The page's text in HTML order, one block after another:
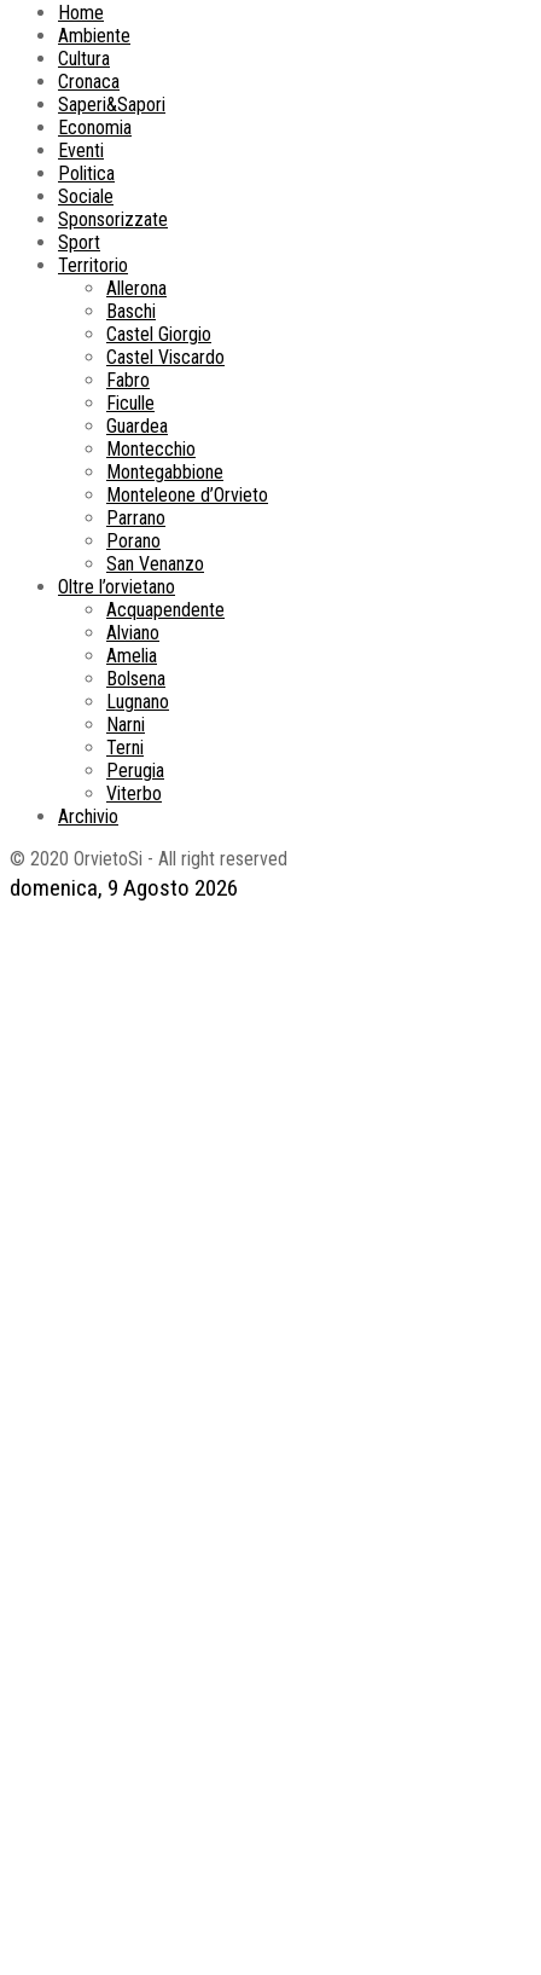
domenica, 9 Agosto 2026
Home
Ambiente
Cultura
Cronaca
Saperi&Sapori
Economia
Eventi
Politica
Sociale
Sponsorizzate
Sport
Territorio
Allerona
Baschi
Castel Giorgio
Castel Viscardo
Fabro
Ficulle
Guardea
Montecchio
Montegabbione
Monteleone d’Orvieto
Parrano
Porano
San Venanzo
Oltre l’orvietano
Acquapendente
Alviano
Amelia
Bolsena
Lugnano
Narni
Terni
Perugia
Viterbo
Archivio
© 2020 OrvietoSi - All right reserved